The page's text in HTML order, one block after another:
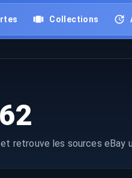
Collections
retrouve les sources eBay